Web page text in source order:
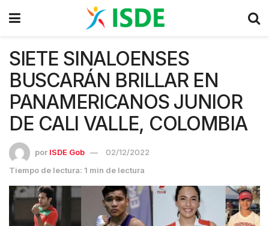
SIETE SINALOENSES
BUSCARÁN BRILLAR EN
PANAMERICANOS JUNIOR
DE CALI VALLE, COLOMBIA
por ISDE Gob
02/12/2022
Tiempo de lectura: 1 min de lectura